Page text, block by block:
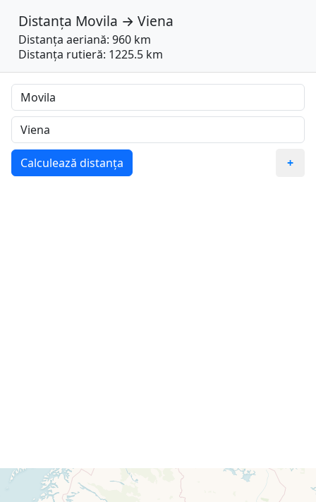
Distanța Movila → Viena
Distanța aeriană: 960 km
Distanța rutieră: 1225.5 km
Calculează distanța +